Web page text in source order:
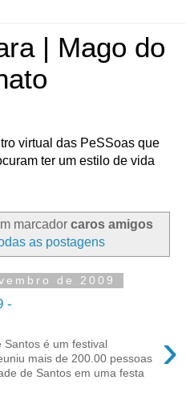
| Mago do
virtual das PeSSoas que
ter um estilo de vida
marcador caros amigos
as postagens
de 2009
-
›
Santos é um festival
mais de 200.00 pessoas
de Santos em uma festa